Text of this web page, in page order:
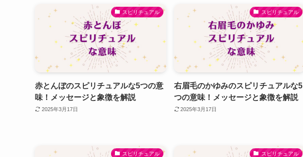
スピリチュアル
赤とんぼのスピリチュアルな5つの意
味！メッセージと象徴を解説
2025年3月17日
スピリチュアル
右眉毛のかゆみのスピリチュアルな5
つの意味！メッセージと象徴を解説
2025年3月17日
スピリチュアル スピリチュアル